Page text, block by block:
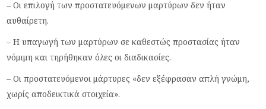
– Οι επιλογή των προστατευόμενων μαρτύρων δεν ήταν
αυθαίρετη.
– Η υπαγωγή των μαρτύρων σε καθεστώς προστασίας ήταν
νόμιμη και τηρήθηκαν όλες οι διαδικασίες.
– Οι προστατευόμενοι μάρτυρες «δεν εξέφρασαν απλή γνώμη,
χωρίς αποδεικτικά στοιχεία».